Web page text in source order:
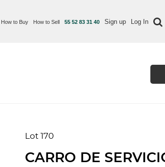
How to Buy How to Sell 55 52 83 31 40 Sign up Log In
Lot 170
CARRO DE